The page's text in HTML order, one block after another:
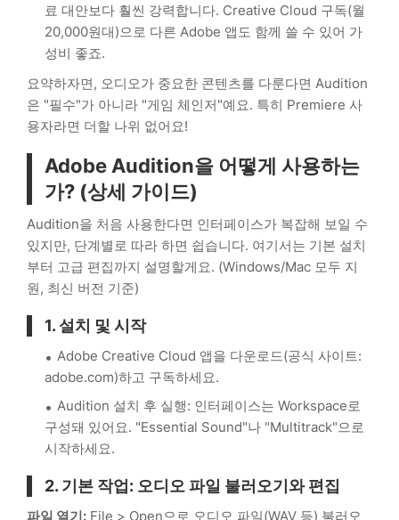
료 대안보다 훨씬 강력합니다. Creative Cloud 구독(월
20,000원대)으로 다른 Adobe 앱도 함께 쓸 수 있어 가
성비 좋죠.
요약하자면, 오디오가 중요한 콘텐츠를 다룬다면 Audition
은 "필수"가 아니라 "게임 체인저"예요. 특히 Premiere 사
용자라면 더할 나위 없어요!
Adobe Audition을 어떻게 사용하는
가? (상세 가이드)
Audition을 처음 사용한다면 인터페이스가 복잡해 보일 수
있지만, 단계별로 따라 하면 쉽습니다. 여기서는 기본 설치
부터 고급 편집까지 설명할게요. (Windows/Mac 모두 지
원, 최신 버전 기준)
1. 설치 및 시작
Adobe Creative Cloud 앱을 다운로드(공식 사이트:
adobe.com)하고 구독하세요.
Audition 설치 후 실행: 인터페이스는 Workspace로
구성돼 있어요. "Essential Sound"나 "Multitrack"으로
시작하세요.
2. 기본 작업: 오디오 파일 불러오기와 편집
파일 열기: File > Open으로 오디오 파일(WAV 등) 불러오